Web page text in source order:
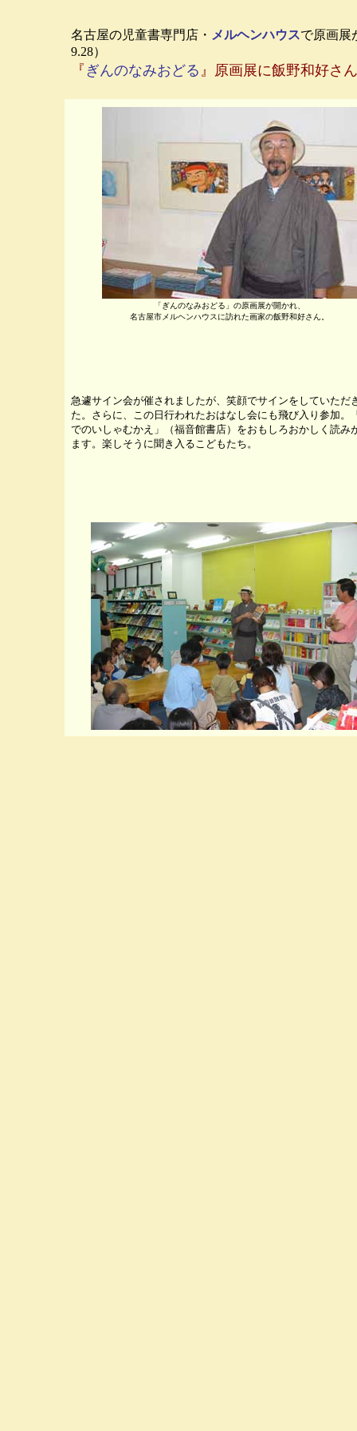
名古屋の児童書専門店・ メルヘンハウスで原画展
9.28）
『 ぎんのなみおどる 』原画展に飯野和好さ
「ぎんのなみおどる」の原画展が開かれ、
名古屋市メルヘンハウスに訪れた画家の飯野和好さん。
急遽サイン会が催されましたが、笑顔でサインをしていただ
た。さらに、この日行われたおはなし会にも飛び入り参加。
でのいしゃむかえ」（福音館書店）をおもしろおかしく読み
ます。楽しそうに聞き入るこどもたち。